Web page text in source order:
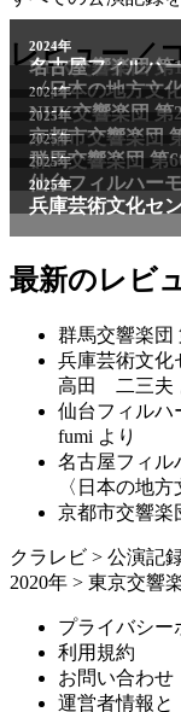
レビュー／
最新のレビ
群馬交響楽団
兵庫芸術文化
高田 二三夫
仙台フィルハ
fumi より
名古屋フィル
〈日本の地方
京都市交響楽
クラレビ > 公演記
2020年 > 東京交響
プライバシー
利用規約
お問い合わせ
運営者情報と